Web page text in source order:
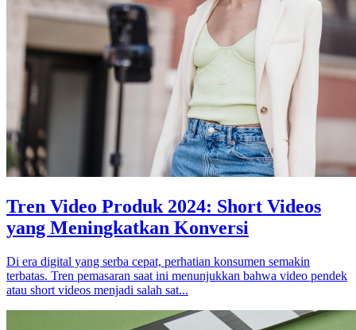
Tren Video Produk 2024: Short Videos
yang Meningkatkan Konversi
Di era digital yang serba cepat, perhatian konsumen semakin
terbatas. Tren pemasaran saat ini menunjukkan bahwa video pendek
atau short videos menjadi salah sat...